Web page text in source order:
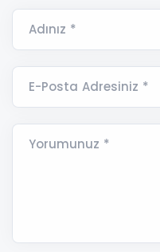
Adınız *
E-Posta Adresiniz *
Yorumunuz *